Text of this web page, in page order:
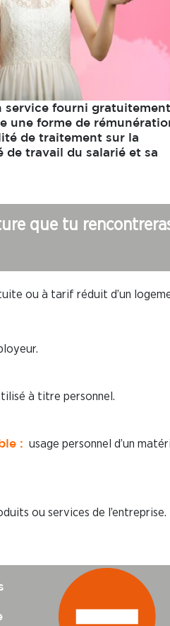
service fourni
une forme de
de traitement sur la
de travail du salarié et sa
que tu
ou à tarif réduit d’un
à titre personnel.
: usage personnel d’un
ou services de l’entreprise.